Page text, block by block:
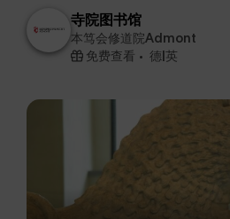
寺院图书馆
本笃会修道院Admont
免费查看
德|英